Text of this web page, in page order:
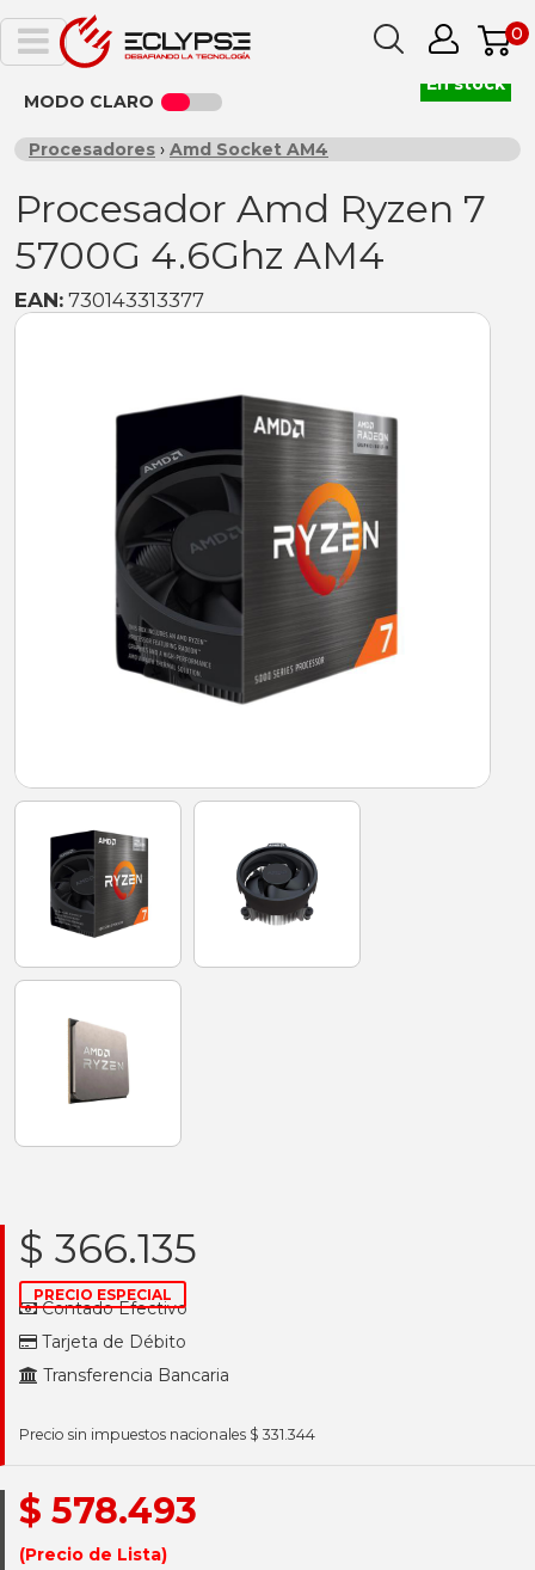
0
MODO CLARO
Procesadores › Amd Socket AM4
Procesador Amd Ryzen 7
5700G 4.6Ghz AM4
EAN: 730143313377
$ 366.135
PRECIO ESPECIAL
Contado Efectivo
Tarjeta de Débito
Transferencia Bancaria
Precio sin impuestos nacionales $ 331.344
$ 578.493
(Precio de Lista)
En stock